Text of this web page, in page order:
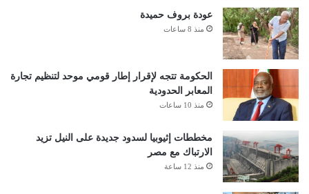
عودة بروف حميدة
منذ 8 ساعات
الحكومة تتجه لإقرار إطار قومي موحد لتنظيم تجارة
المعابر الحدودية
منذ 10 ساعات
مخططات إثيوبيا لسدود جديدة على النيل تزيد
الارتباك مع مصر
منذ 12 ساعة